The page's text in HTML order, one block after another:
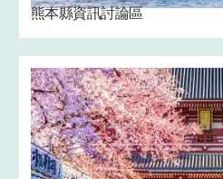
熊本縣資訊討論區